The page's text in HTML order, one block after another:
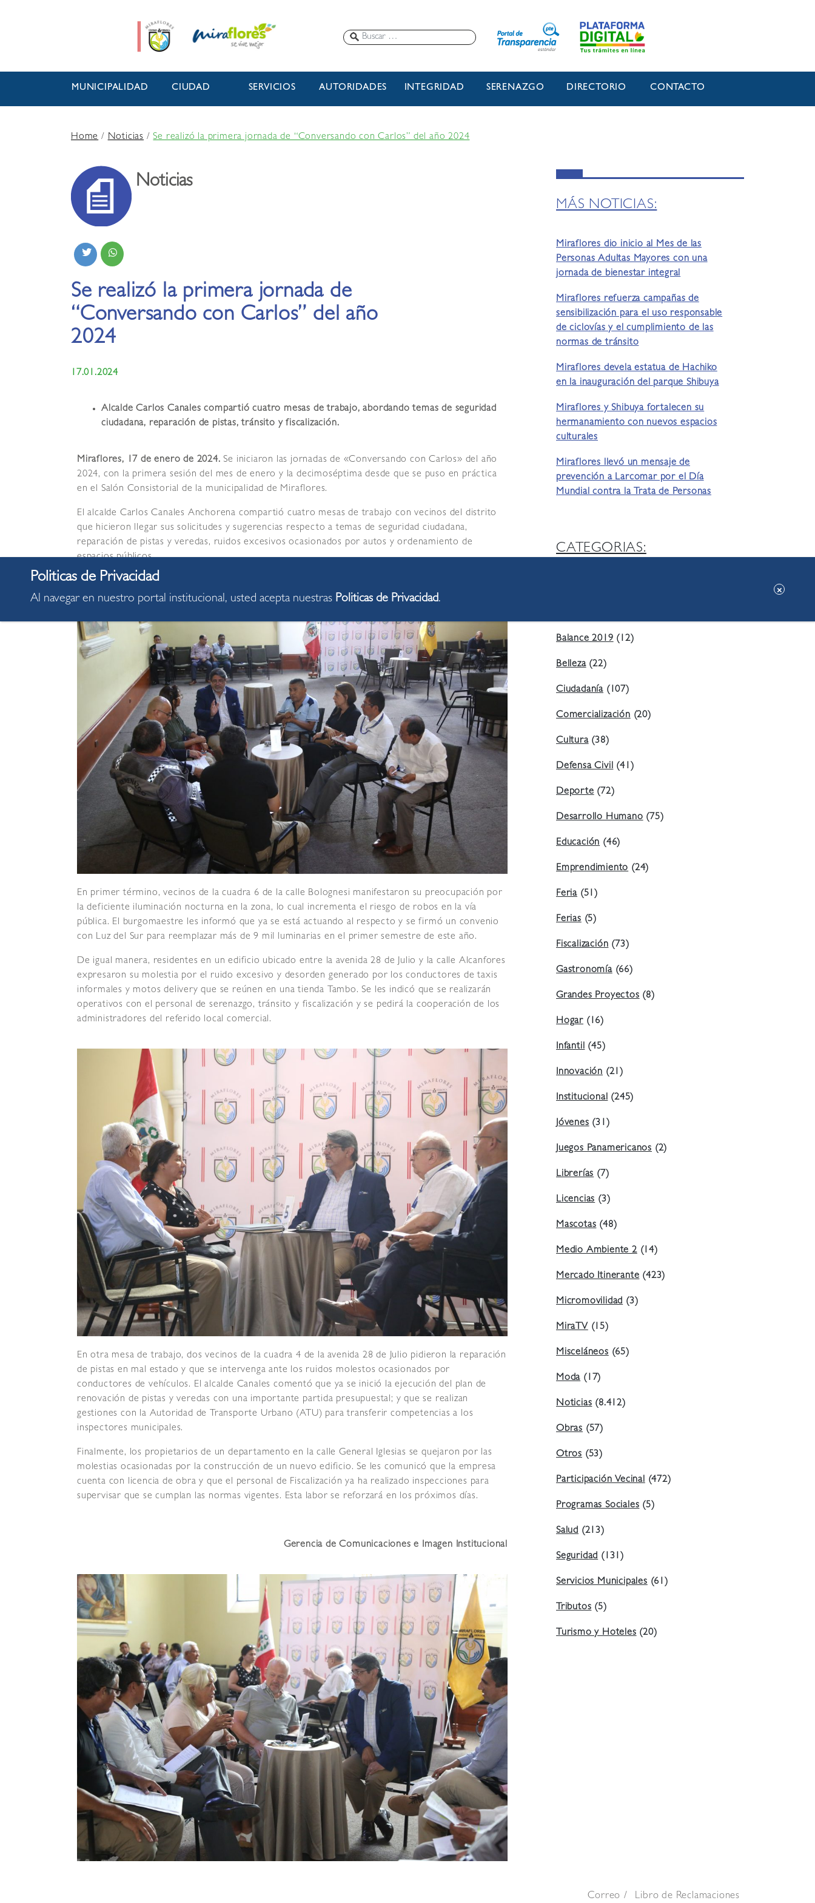
MUNICIPALIDAD CIUDAD SERVICIOS AUTORIDADES INTEGRIDAD SERENAZGO DIRECTORIO CONTACTO
Home/Noticias /Se realizó la primera jornada de “Conversando con Carlos” del año 2024
Noticias
Se realizó la primera jornada de
“Conversando con Carlos” del año
2024
17.01.2024
Alcalde Carlos Canales compartió cuatro mesas de trabajo, abordando temas de seguridad
ciudadana, reparación de pistas, tránsito y fiscalización.
Miraflores, 17 de enero de 2024.Se iniciaron las jornadas de «Conversando con Carlos» del año
2024, con la primera sesión del mes de enero y la decimoséptima desde que se puso en práctica
en el Salón Consistorial de la municipalidad de Miraflores.
El alcalde Carlos Canales Anchorena compartió cuatro mesas de trabajo con vecinos del distrito
que hicieron llegar sus solicitudes y sugerencias respecto a temas de seguridad ciudadana,
reparación de pistas y veredas, ruidos excesivos ocasionados por autos y ordenamiento de
espacios públicos.
En primer término, vecinos de la cuadra 6 de la calle Bolognesi manifestaron su preocupación por
la deficiente iluminación nocturna en la zona, lo cual incrementa el riesgo de robos en la vía
pública. El burgomaestre les informó que ya se está actuando al respecto y se firmó un convenio
con Luz del Sur para reemplazar más de 9 mil luminarias en el primer semestre de este año.
De igual manera, residentes en un edificio ubicado entre la avenida 28 de Julio y la calle Alcanfores
expresaron su molestia por el ruido excesivo y desorden generado por los conductores de taxis
informales y motos delivery que se reúnen en una tienda Tambo. Se les indicó que se realizarán
operativos con el personal de serenazgo, tránsito y fiscalización y se pedirá la cooperación de los
administradores del referido local comercial.
En otra mesa de trabajo, dos vecinos de la cuadra 4 de la avenida 28 de Julio pidieron la reparación
de pistas en mal estado y que se intervenga ante los ruidos molestos ocasionados por
conductores de vehículos. El alcalde Canales comentó que ya se inició la ejecución del plan de
renovación de pistas y veredas con una importante partida presupuestal; y que se realizan
gestiones con la Autoridad de Transporte Urbano (ATU) para transferir competencias a los
inspectores municipales.
Finalmente, los propietarios de un departamento en la calle General Iglesias se quejaron por las
molestias ocasionadas por la construcción de un nuevo edificio. Se les comunicó que la empresa
cuenta con licencia de obra y que el personal de Fiscalización ya ha realizado inspecciones para
supervisar que se cumplan las normas vigentes. Esta labor se reforzará en los próximos días.
Gerencia de Comunicaciones e Imagen Institucional
MÁS NOTICIAS:
Miraflores dio inicio al Mes de las
Personas Adultas Mayores con una
jornada de bienestar integral
Miraflores refuerza campañas de
sensibilización para el uso responsable
de ciclovías y el cumplimiento de las
normas de tránsito
Miraflores devela estatua de Hachiko
en la inauguración del parque Shibuya
Miraflores y Shibuya fortalecen su
hermanamiento con nuevos espacios
culturales
Miraflores llevó un mensaje de
prevención a Larcomar por el Día
Mundial contra la Trata de Personas
CATEGORIAS:
Balance 2019(12)
Belleza(22)
Ciudadanía (107)
Comercialización(20)
Cultura(38)
Defensa Civil(41)
Deporte(72)
Desarrollo Humano(75)
Educación(46)
Emprendimiento(24)
Feria (51)
Ferias(5)
Fiscalización(73)
Gastronomía(66)
Grandes Proyectos(8)
Hogar (16)
Infantil(45)
Innovación (21)
Institucional(245)
Jóvenes(31)
Juegos Panamericanos (2)
Librerías(7)
Licencias(3)
Mascotas(48)
Medio Ambiente 2(14)
Mercado Itinerante(423)
Micromovilidad(3)
MiraTV(15)
Misceláneos(65)
Moda(17)
Noticias(8.412)
Obras (57)
Otros (53)
Participación Vecinal(472)
Programas Sociales(5)
Salud (213)
Seguridad(131)
Servicios Municipales(61)
Tributos(5)
Turismo y Hoteles(20)
Correo Libro de Reclamaciones
Al navegar en nuestro portal institucional, usted acepta nuestras Politicas de Privacidad.